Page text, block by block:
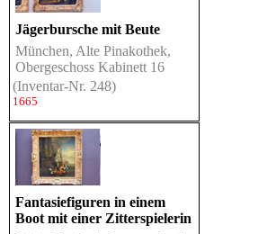
Jägerbursche mit Beute
München, Alte Pinakothek,
Obergeschoss Kabinett 16
(Inventar-Nr. 248)
1665
Fantasiefiguren in einem
Boot mit einer Zitterspielerin